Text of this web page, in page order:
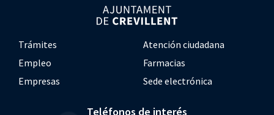
Trámites
Atención ciudadana
Empleo
Farmacias
Empresas
Sede electrónica
Teléfonos de interés